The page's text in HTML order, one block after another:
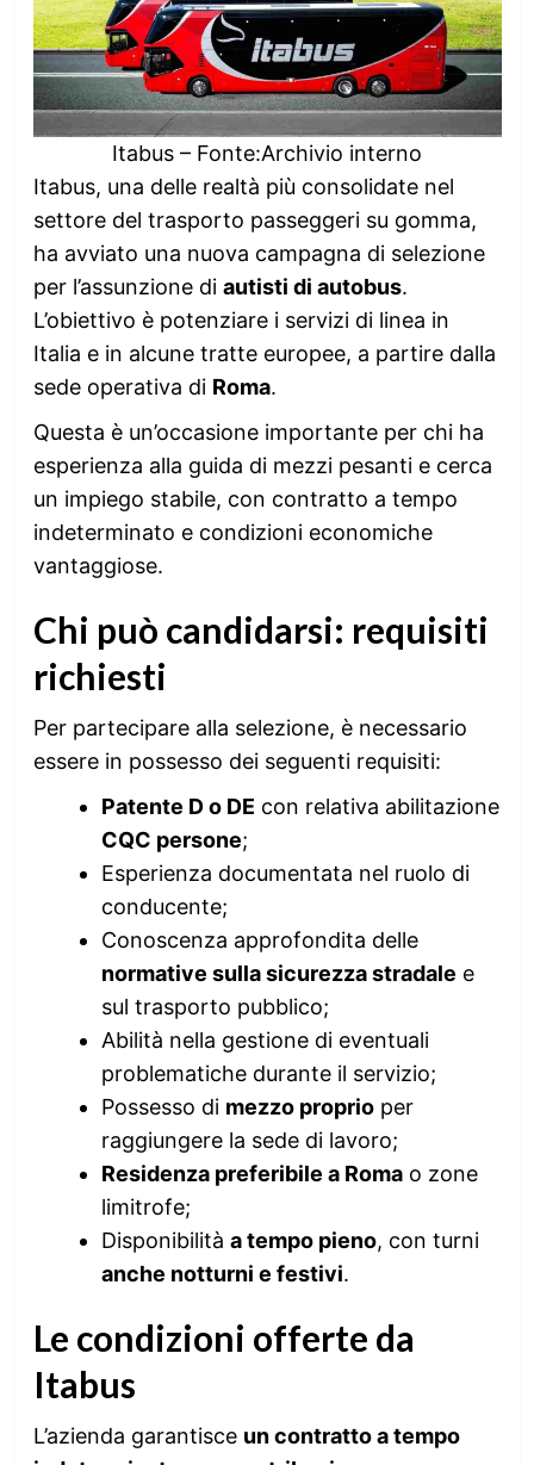
Itabus – Fonte:Archivio interno
Itabus, una delle realtà più consolidate nel
settore del trasporto passeggeri su gomma,
ha avviato una nuova campagna di selezione
per l’assunzione di autisti di autobus.
L’obiettivo è potenziare i servizi di linea in
Italia e in alcune tratte europee, a partire dalla
sede operativa di Roma.
Questa è un’occasione importante per chi ha
esperienza alla guida di mezzi pesanti e cerca
un impiego stabile, con contratto a tempo
indeterminato e condizioni economiche
vantaggiose.
Chi può candidarsi: requisiti
richiesti
Per partecipare alla selezione, è necessario
essere in possesso dei seguenti requisiti:
Patente D o DE con relativa abilitazione
CQC persone;
Esperienza documentata nel ruolo di
conducente;
Conoscenza approfondita delle
normative sulla sicurezza stradale e
sul trasporto pubblico;
Abilità nella gestione di eventuali
problematiche durante il servizio;
Possesso di mezzo proprioper
raggiungere la sede di lavoro;
Residenza preferibile a Romao zone
limitrofe;
Disponibilità a tempo pieno, con turni
anche notturni e festivi.
Le condizioni offerte da
Itabus
L’azienda garantisce un contratto a tempo